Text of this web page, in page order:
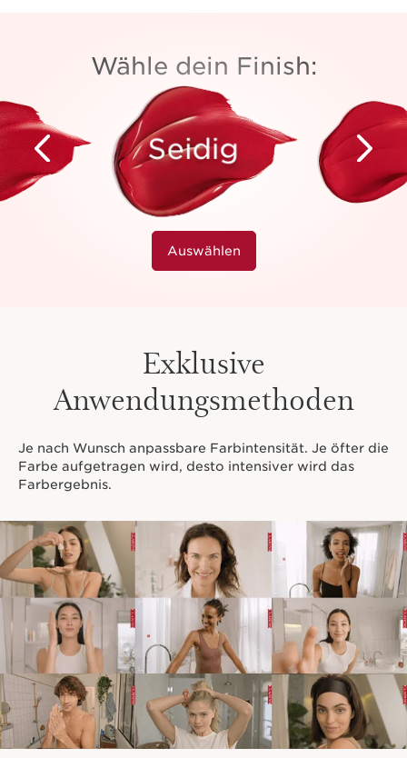
Wähle dein Finish:
Seidig
Auswählen
Exklusive
Anwendungsmethoden
Je nach Wunsch anpassbare Farbintensität. Je öfter die
Farbe aufgetragen wird, desto intensiver wird das
Farbergebnis.